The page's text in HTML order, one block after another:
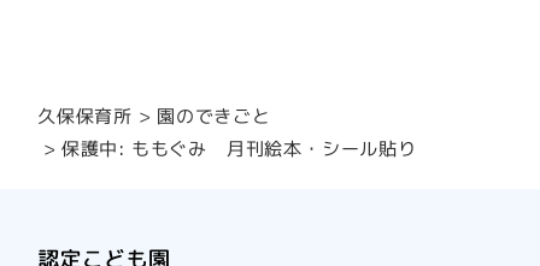
久保保育所 園のできごと
保護中: ももぐみ 月刊絵本・シール貼り